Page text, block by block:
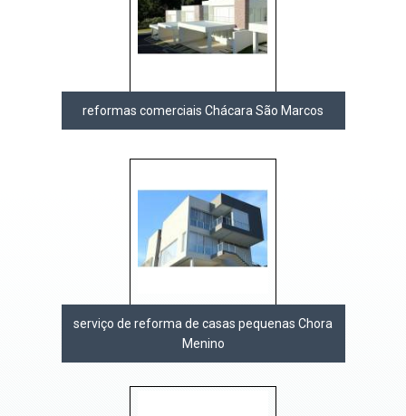
reformas comerciais Chácara São Marcos
serviço de reforma de casas pequenas Chora
Menino